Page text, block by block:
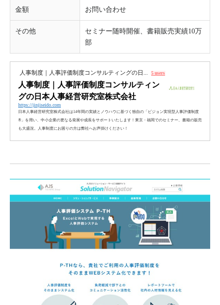
金額 お問い合わせ
その他
セミナー随時開催、書籍販売実績10万
部
人事制度｜人事評価制度コンサルティングの日... 5 users
人事制度｜人事評価制度コンサルティン
グの日本人事経営研究室株式会社
https://jinjiseido.com
日本人事経営研究室株式会社は14年間の実績とノウハウに基づく独自の「ビジョン実現型人事評価制度
®」を用い、中小企業の更なる発展や成長をサポートいたします！東京・福岡でのセミナー、書籍の販売
も大盛況。人事制度にお困りの方は弊社へお声掛けください！